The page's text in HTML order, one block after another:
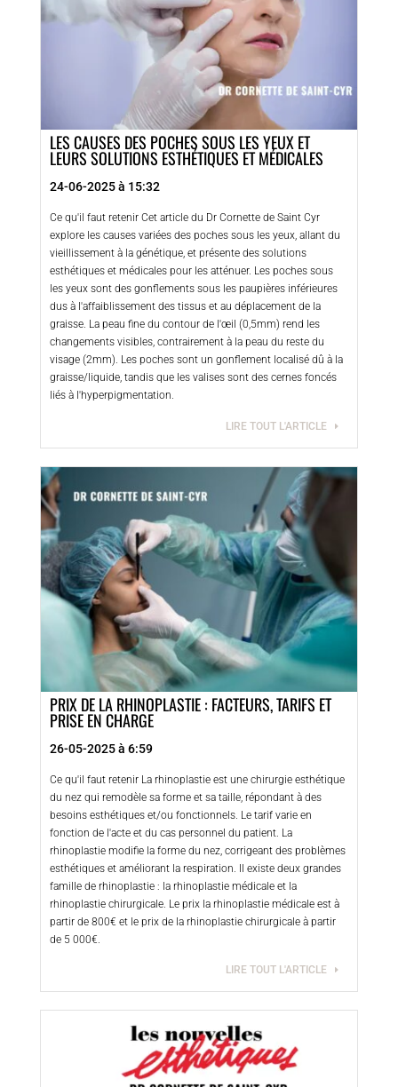
LES CAUSES DES POCHES SOUS LES YEUX ET
LEURS SOLUTIONS ESTHÉTIQUES ET MÉDICALES
24-06-2025 à 15:32
Ce qu'il faut retenir Cet article du Dr Cornette de Saint Cyr
explore les causes variées des poches sous les yeux, allant du
vieillissement à la génétique, et présente des solutions
esthétiques et médicales pour les atténuer. Les poches sous
les yeux sont des gonflements sous les paupières inférieures
dus à l'affaiblissement des tissus et au déplacement de la
graisse. La peau fine du contour de l'œil (0,5mm) rend les
changements visibles, contrairement à la peau du reste du
visage (2mm). Les poches sont un gonflement localisé dû à la
graisse/liquide, tandis que les valises sont des cernes foncés
liés à l'hyperpigmentation.
LIRE TOUT L'ARTICLE
PRIX DE LA RHINOPLASTIE : FACTEURS, TARIFS ET
PRISE EN CHARGE
26-05-2025 à 6:59
Ce qu'il faut retenir La rhinoplastie est une chirurgie esthétique
du nez qui remodèle sa forme et sa taille, répondant à des
besoins esthétiques et/ou fonctionnels. Le tarif varie en
fonction de l'acte et du cas personnel du patient. La
rhinoplastie modifie la forme du nez, corrigeant des problèmes
esthétiques et améliorant la respiration. Il existe deux grandes
famille de rhinoplastie : la rhinoplastie médicale et la
rhinoplastie chirurgicale. Le prix la rhinoplastie médicale est à
partir de 800€ et le prix de la rhinoplastie chirurgicale à partir
de 5 000€.
LIRE TOUT L'ARTICLE